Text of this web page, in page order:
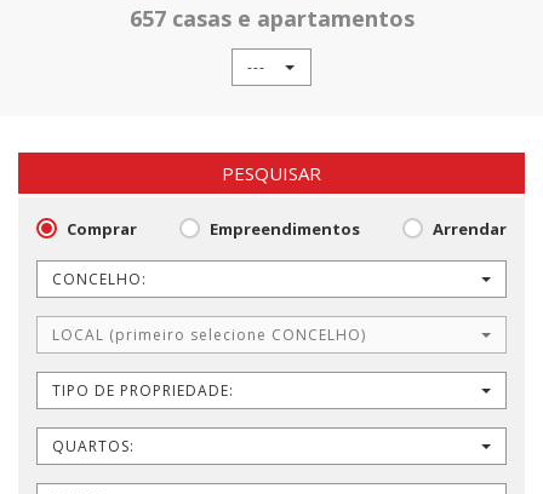
657 casas e apartamentos
---
PESQUISAR
Comprar Empreendimentos Arrendar
CONCELHO:
LOCAL (primeiro selecione CONCELHO)
TIPO DE PROPRIEDADE:
QUARTOS: